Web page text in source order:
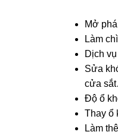
Mở
Làm
Dịch
Sửa
cửa
Độ ổ
Thay ổ
Làm